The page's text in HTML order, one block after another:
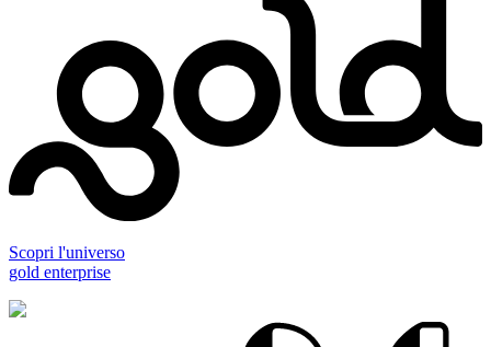
Scopri l'universo
gold enterprise